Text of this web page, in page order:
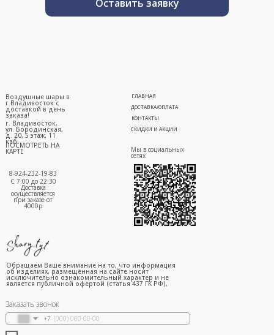
Оставить заявку
г. Владивосток,
ул. Бородинская,
д. 20, 5 этаж, 11
каб.
ПОСМОТРЕТЬ НА
КАРТЕ
ГЛАВНАЯ
ДОСТАВКА/ОПЛАТА
СКИДКИ И АКЦИИ
КОНТАКТЫ
8-924-232-19-83
С 7:00 до 22:30
Доставка
осуществляется
при заказе от
4000р
Воздушные шары в
г.Владивосток с
доставкой в день
заказа!
Мы в социальных
сетях
Заказать звонок
+7
Обращаем Ваше внимание на то, что информация
об изделиях, размещённая на сайте носит
исключительно ознакомительный характер и не
является публичной офертой (статья 437 ГК РФ),